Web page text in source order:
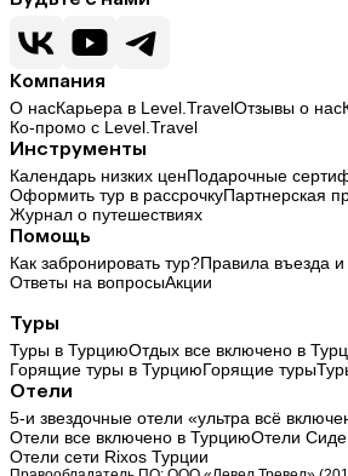
Компания
О насКарьера в Level.TravelОтзывы о нас
Ко-промо с Level.Travel
Инструменты
Календарь низких ценПодарочные
Оформить тур в рассрочкуПартнерская
Журнал о путешествиях
Помощь
Как забронировать тур?Правила въезда и
Ответы на вопросыАкции
Туры
Туры в ТурциюОтдых все включено в
Горящие туры в ТурциюГорящие туры
Отели
5-и звездочные отели «ультра всё
Отели все включено в ТурциюОтели Сиде
Отели сети Rixos Турции